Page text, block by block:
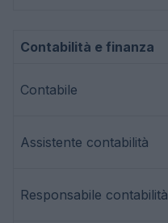
Contabilità e finanza
Contabile
Assistente contabilità
Responsabile contabilità